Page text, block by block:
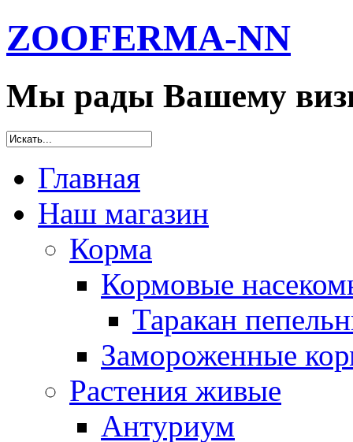
ZOOFERMA-NN
Мы рады Вашему
Главная
Наш магазин
Корма
Кормовые
Таракан
Замороженные
Растения живые
Антуриум